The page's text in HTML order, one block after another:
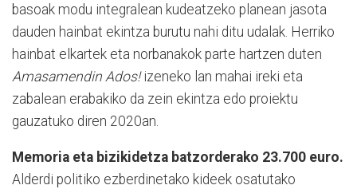
basoak modu integralean kudeatzeko planean jasota
dauden hainbat ekintza burutu nahi ditu udalak. Herriko
hainbat elkartek eta norbanakok parte hartzen duten
Amasamendin Ados!izeneko lan mahai ireki eta
zabalean erabakiko da zein ekintza edo proiektu
gauzatuko diren 2020an.
Memoria eta bizikidetza batzorderako 23.700 euro.
Alderdi politiko ezberdinetako kideek osatutako